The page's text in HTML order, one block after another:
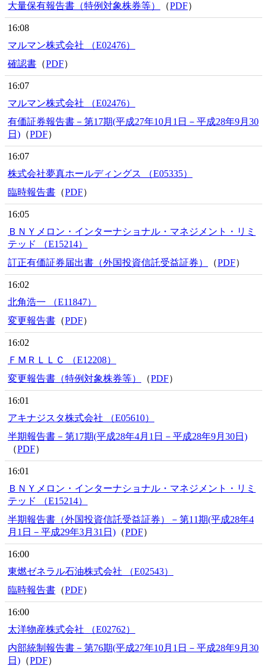
大量保有報告書（特例対象株券等）
（PDF）
16:08
マルマン株式会社 （E02476）
確認書 （PDF）
16:07
マルマン株式会社 （E02476）
有価証券報告書－第17期(平成27年10月1日－平成28年9月30
日) （PDF）
16:07
株式会社夢真ホールディングス （E05335）
臨時報告書 （PDF）
16:05
ＢＮＹメロン・インターナショナル・マネジメント・リミ
テッド （E15214）
訂正有価証券届出書（外国投資信託受益証券）
（PDF）
16:02
北角浩一 （E11847）
変更報告書 （PDF）
16:02
ＦＭＲＬＬＣ （E12208）
変更報告書（特例対象株券等）
（PDF）
16:01
アキナジスタ株式会社 （E05610）
半期報告書－第17期(平成28年4月1日－平成28年9月30日)
（PDF）
16:01
ＢＮＹメロン・インターナショナル・マネジメント・リミ
テッド （E15214）
半期報告書（外国投資信託受益証券）－第11期(平成28年4
月1日－平成29年3月31日) （PDF）
16:00
東燃ゼネラル石油株式会社 （E02543）
臨時報告書 （PDF）
16:00
太洋物産株式会社 （E02762）
内部統制報告書－第76期(平成27年10月1日－平成28年9月30
日) （PDF）